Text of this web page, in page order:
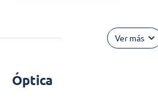
Ver más
Óptica